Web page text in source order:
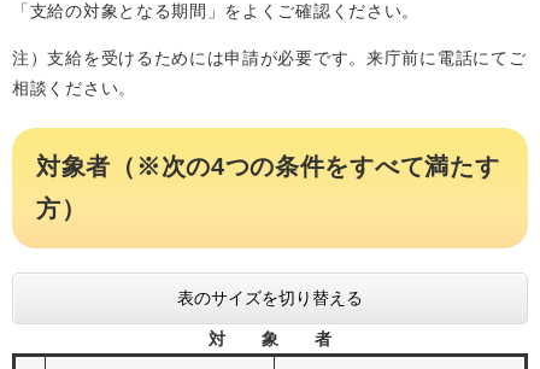
「支給の対象となる期間」をよくご確認ください。
注）支給を受けるためには申請が必要です。来庁前に電話にてご
相談ください。
対象者（※次の4つの条件をすべて満たす
方）
表のサイズを切り替える
対 象 者